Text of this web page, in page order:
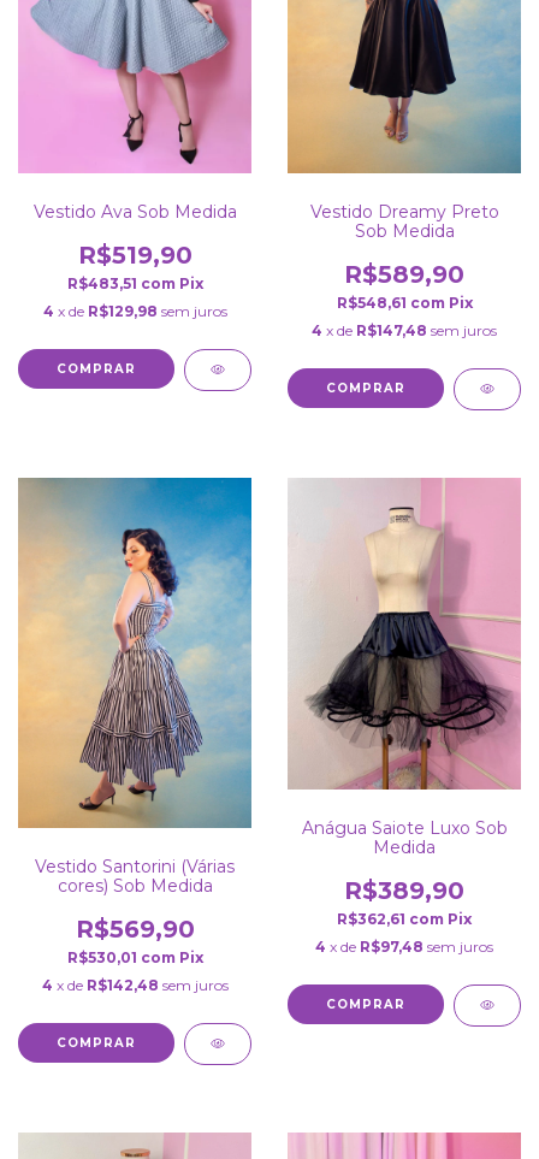
Vestido Ava Sob Medida
R$519,90
R$483,51 com Pix
4 x de R$129,98 sem juros
COMPRAR
Vestido Dreamy Preto
Sob Medida
R$589,90
R$548,61 com Pix
4 x de R$147,48 sem juros
COMPRAR
Vestido Santorini (Várias
cores) Sob Medida
R$569,90
R$530,01 com Pix
4 x de R$142,48 sem juros
COMPRAR
Anágua Saiote Luxo Sob
Medida
R$389,90
R$362,61 com Pix
4 x de R$97,48 sem juros
COMPRAR